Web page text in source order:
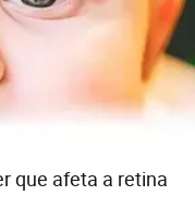
que afeta a retina